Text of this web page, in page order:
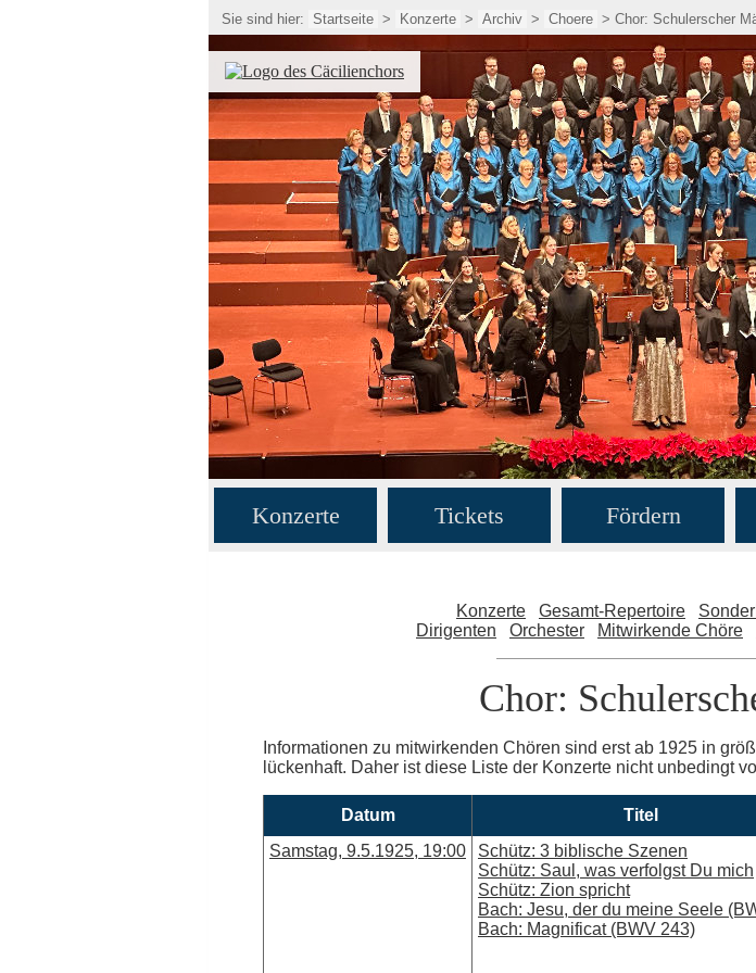
Sie sind hier: Startseite > Konzerte > Archiv > Choere > Chor: Schulerscher
Konzerte Tickets Fördern
Konzerte Gesamt-Repertoire
Dirigenten
Orchester Mitwirkende Chöre
Chor:
Informationen zu mitwirkenden Chören sind erst ab 1925 in
lückenhaft. Daher ist diese Liste der Konzerte nicht unbedingt
Datum Titel
Samstag, 9.5.1925, 19:00
Schütz: 3 biblische Szenen
Schütz: Saul, was verfolgst Du mich
Schütz: Zion spricht
Bach: Jesu, der du meine Seele
Bach: Magnificat (BWV 243)